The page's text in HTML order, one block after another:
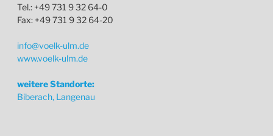
Tel.: +49 731 9 32 64-0
Fax: +49 731 9 32 64-20
info@voelk-ulm.de
www.voelk-ulm.de
weitere Standorte:
Biberach, Langenau